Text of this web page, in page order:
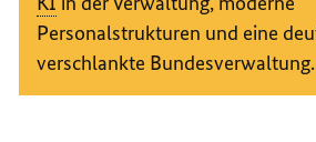
Personalstrukturen und eine
verschlankte Bundesverwaltung.